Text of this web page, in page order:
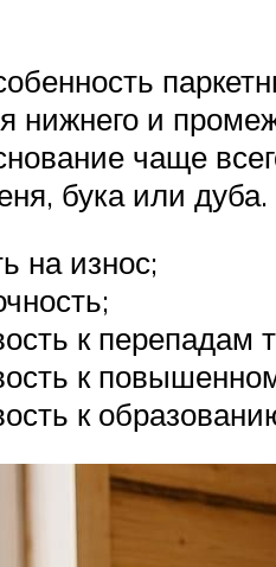
нижнего и
чаще
бука или
на износ;
к перепадам
к
к